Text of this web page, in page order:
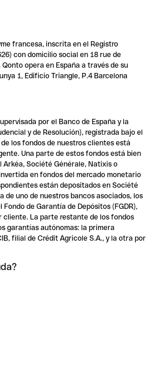
francesa, inscrita en el Registro
con domicilio social en 18 rue de
opera en España a través de su
1, Edificio Triangle, P.4 Barcelona
por el Banco de España y la
y de Resolución), registrada bajo el
los fondos de nuestros clientes está
Una parte de estos fondos está bien
Société Générale, Natixis o
en fondos del mercado monetario
están depositados en Société
de uno de nuestros bancos asociados, los
de Garantía de Depósitos (FGDR),
cliente. La parte restante de los fondos
garantías autónomas: la primera
filial de Crédit Agricole S.A., y la otra por